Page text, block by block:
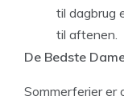
til dagbrug
til aftenen.
De Bedste
Sommerferier er